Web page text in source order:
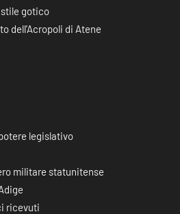
gotico
dell’Acropoli di Atene
legislativo
militare statunitense
ricevuti